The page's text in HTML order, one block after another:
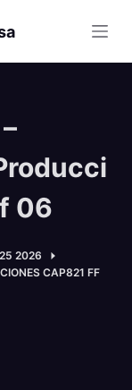
06
2026
CAP821 FF